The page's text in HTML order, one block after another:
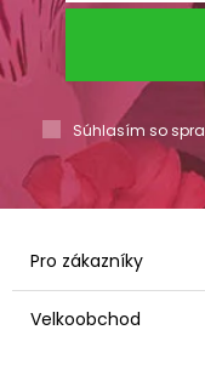
Súhlasím so
Pro zákazníky
Velkoobchod